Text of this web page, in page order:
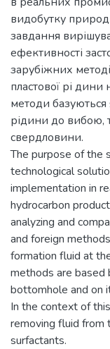
видобутку
завдання
ефективності
зарубіжних
пластової рі
методи
рідини до вибою,
свердловини.
The purpose of the
technological
implementation in
hydrocarbon
analyzing and
and foreign
formation fluid at
methods are
bottomhole and on
In the context of
removing fluid from
surfactants.